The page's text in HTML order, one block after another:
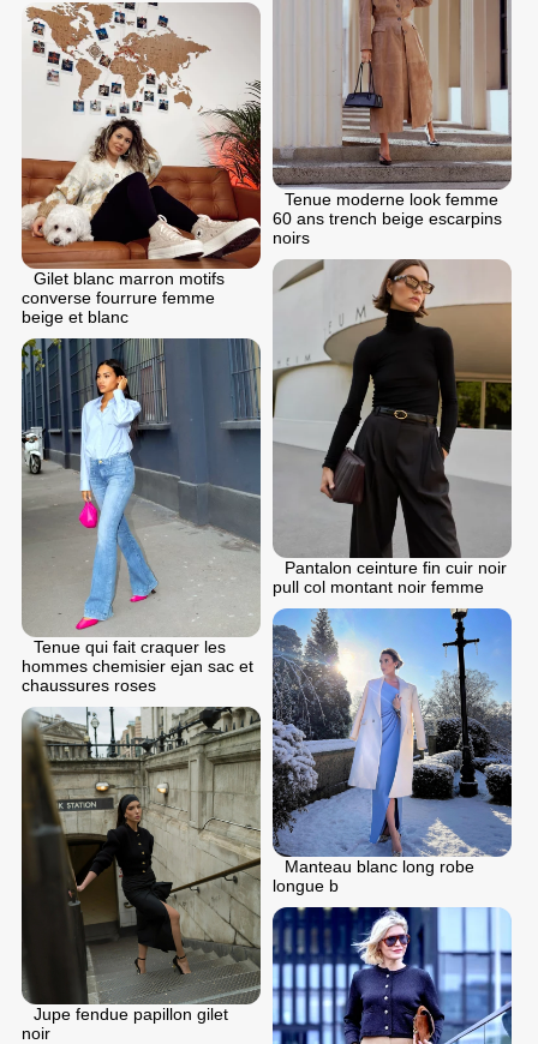
Tenue moderne look femme
60 ans trench beige escarpins
noirs
Gilet blanc marron motifs
converse fourrure femme
beige et blanc
Pantalon ceinture fin cuir noir
pull col montant noir femme
Tenue qui fait craquer les
hommes chemisier ejan sac et
chaussures roses
Manteau blanc long robe
longue b
Jupe fendue papillon gilet
noir